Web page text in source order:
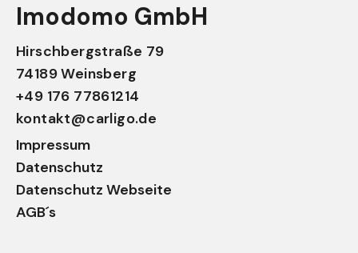
Imodomo GmbH
Hirschbergstraße 79
74189 Weinsberg
+49 176 77861214
kontakt@carligo.de
Impressum
Datenschutz
Datenschutz Webseite
AGB´s